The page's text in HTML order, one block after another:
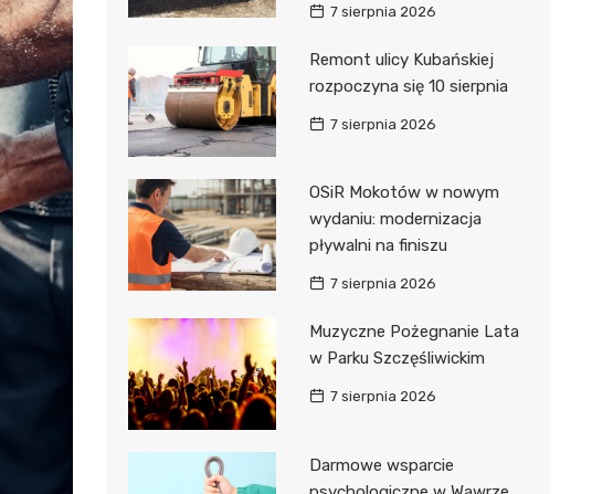
7 sierpnia 2026
Remont ulicy Kubańskiej
rozpoczyna się 10 sierpnia
7 sierpnia 2026
OSiR Mokotów w nowym
wydaniu: modernizacja
pływalni na finiszu
7 sierpnia 2026
Muzyczne Pożegnanie Lata
w Parku Szczęśliwickim
7 sierpnia 2026
Darmowe wsparcie